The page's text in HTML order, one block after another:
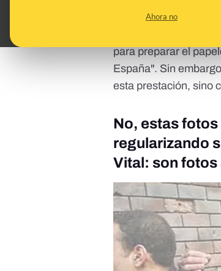
Ahora no
personas
de marroquíes
para preparar el
España". Sin
esta prestación, sino
No, estas
regularizando
Vital: son fotos